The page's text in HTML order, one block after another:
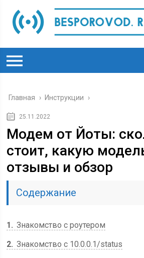
Главная › Инструкции ›
25.11.2022
Модем от Йоты:
стоит, какую
отзывы и обзор
Содержание
1
Знакомство с роутером
2 Знакомство с 10.0.0.1/status